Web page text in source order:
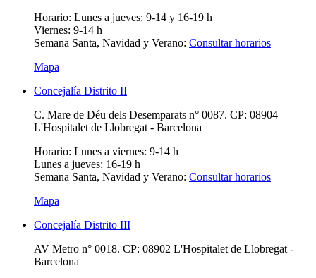
Horario: Lunes a jueves: 9-14 y 16-19 h
Viernes: 9-14 h
Semana Santa, Navidad y Verano: Consultar horarios
Mapa
Concejalía Distrito II
C. Mare de Déu dels Desemparats n° 0087. CP: 08904
L'Hospitalet de Llobregat - Barcelona
Horario: Lunes a viernes: 9-14 h
Lunes a jueves: 16-19 h
Semana Santa, Navidad y Verano: Consultar horarios
Mapa
Concejalía Distrito III
AV Metro n° 0018. CP: 08902 L'Hospitalet de Llobregat -
Barcelona